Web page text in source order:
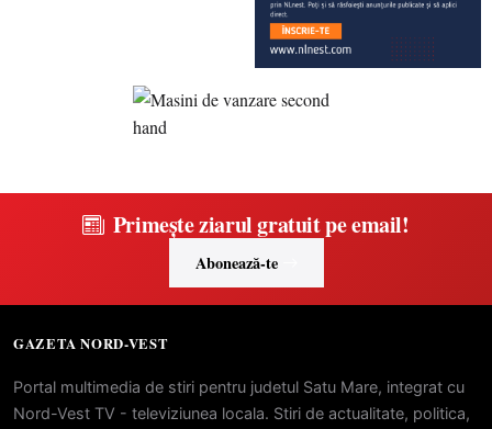
Primește ziarul gratuit pe email!
Abonează-te
GAZETA NORD-VEST
Portal multimedia de stiri pentru judetul Satu Mare, integrat cu
Nord-Vest TV - televiziunea locala. Stiri de actualitate, politica,